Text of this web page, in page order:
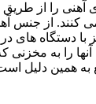
آهنی را از
کنند. از جنس
با دستگاه
را به
همین دلیل است